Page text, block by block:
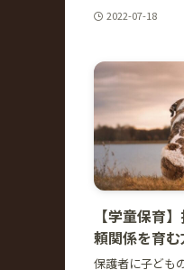
2022-07-18
【学童保育
頼関係を育
保護者に子ども